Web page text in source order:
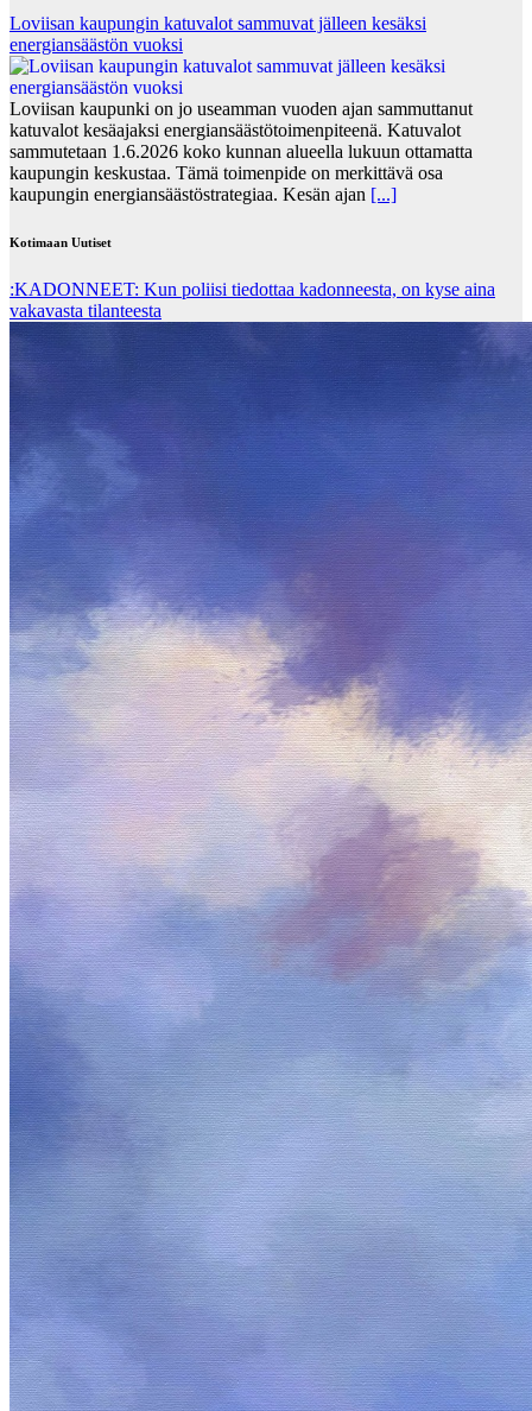
Loviisan kaupungin katuvalot sammuvat jälleen kesäksi
energiansäästön vuoksi
Loviisan kaupunki on jo useamman vuoden ajan sammuttanut
katuvalot kesäajaksi energiansäästötoimenpiteenä. Katuvalot
sammutetaan 1.6.2026 koko kunnan alueella lukuun ottamatta
kaupungin keskustaa. Tämä toimenpide on merkittävä osa
kaupungin energiansäästöstrategiaa. Kesän ajan [...]
Kotimaan Uutiset
:KADONNEET: Kun poliisi tiedottaa kadonneesta, on kyse aina
vakavasta tilanteesta